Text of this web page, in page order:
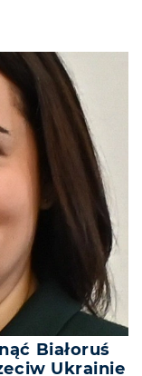
Białoruś
Ukrainie